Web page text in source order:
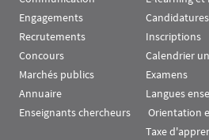
Engagements
Recrutements
Concours
Marchés publics
Annuaire
Enseignants chercheurs
Candidatures
Inscriptions
Calendrier
Examens
Langues
Orientation
Taxe